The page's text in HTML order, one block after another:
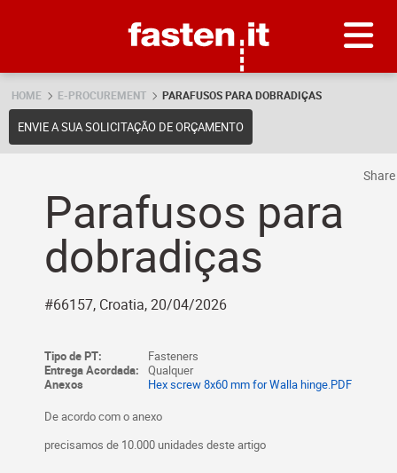
HOME E-PROCUREMENT PARAFUSOS PARA DOBRADIÇAS
ENVIE A SUA SOLICITAÇÃO DE ORÇAMENTO
Parafusos para
dobradiças
#66157, Croatia, 20/04/2026
Tipo de PT:
Fasteners
Entrega Acordada:
Qualquer
Anexos
Hex screw 8x60 mm for Walla hinge.PDF
De acordo com o anexo
precisamos de 10.000 unidades deste artigo
Share